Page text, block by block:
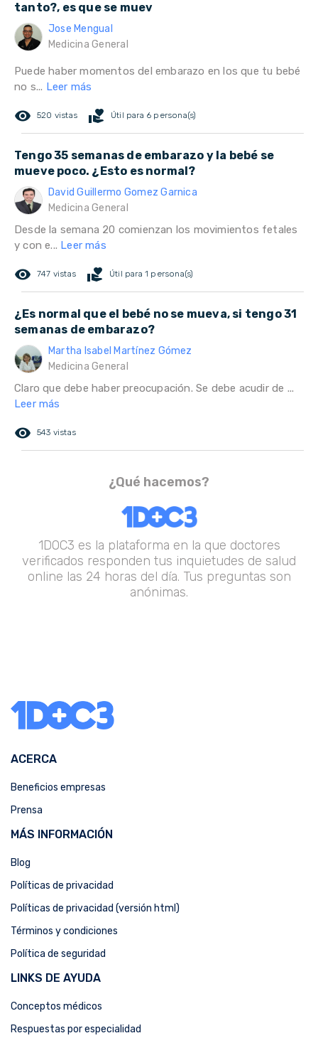
tanto?, es que se muev
Jose Mengual
Medicina General
Puede haber momentos del embarazo en los que tu bebé
no s... Leer más
remove_red_eye 520 vistas volunteer_activism Útil para 6 persona(s)
Tengo 35 semanas de embarazo y la bebé se
mueve poco. ¿Esto es normal?
David Guillermo Gomez Garnica
Medicina General
Desde la semana 20 comienzan los movimientos fetales
y con e... Leer más
remove_red_eye 747 vistas volunteer_activism Útil para 1 persona(s)
¿Es normal que el bebé no se mueva, si tengo 31
semanas de embarazo?
Martha Isabel Martínez Gómez
Medicina General
Claro que debe haber preocupación. Se debe acudir de ...
Leer más
remove_red_eye 543 vistas
¿Qué hacemos?
1DOC3 es la plataforma en la que doctores
verificados responden tus inquietudes de salud
online las 24 horas del día. Tus preguntas son
anónimas.
ACERCA
Beneficios empresas
Prensa
MÁS INFORMACIÓN
Blog
Políticas de privacidad
Políticas de privacidad (versión html)
Términos y condiciones
Política de seguridad
LINKS DE AYUDA
Conceptos médicos
Respuestas por especialidad